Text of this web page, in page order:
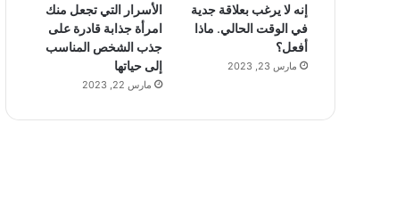
إنه لا يرغب بعلاقة جدية
في الوقت الحالي. ماذا
أفعل؟
مارس 23, 2023
الأسرار التي تجعل منك
امرأة جذابة قادرة على
جذب الشخص المناسب
إلى حياتها
مارس 22, 2023